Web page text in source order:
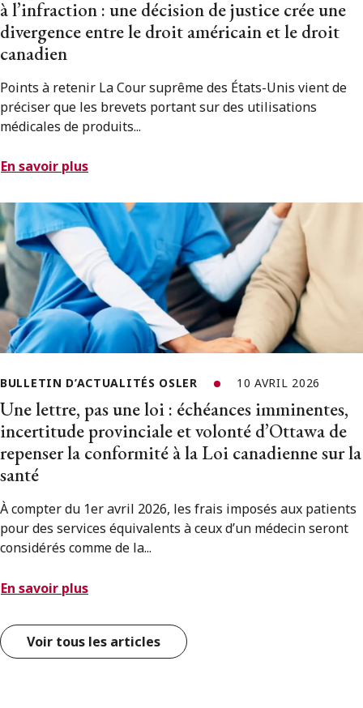
à l’infraction : une décision de justice crée une
divergence entre le droit américain et le droit
canadien
Points à retenir La Cour suprême des États-Unis vient de
préciser que les brevets portant sur des utilisations
médicales de produits...
En savoir plus
BULLETIN D’ACTUALITÉS OSLER 10 AVRIL 2026
Une lettre, pas une loi : échéances imminentes,
incertitude provinciale et volonté d’Ottawa de
repenser la conformité à la Loi canadienne sur la
santé
À compter du 1er avril 2026, les frais imposés aux patients
pour des services équivalents à ceux d’un médecin seront
considérés comme de la...
En savoir plus
Voir tous les articles